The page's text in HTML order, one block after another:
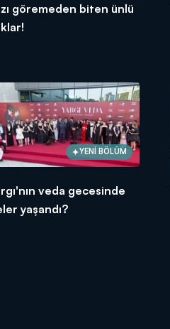
göremeden biten ünlü
YENİ BÖLÜM
veda gecesinde
yaşandı?